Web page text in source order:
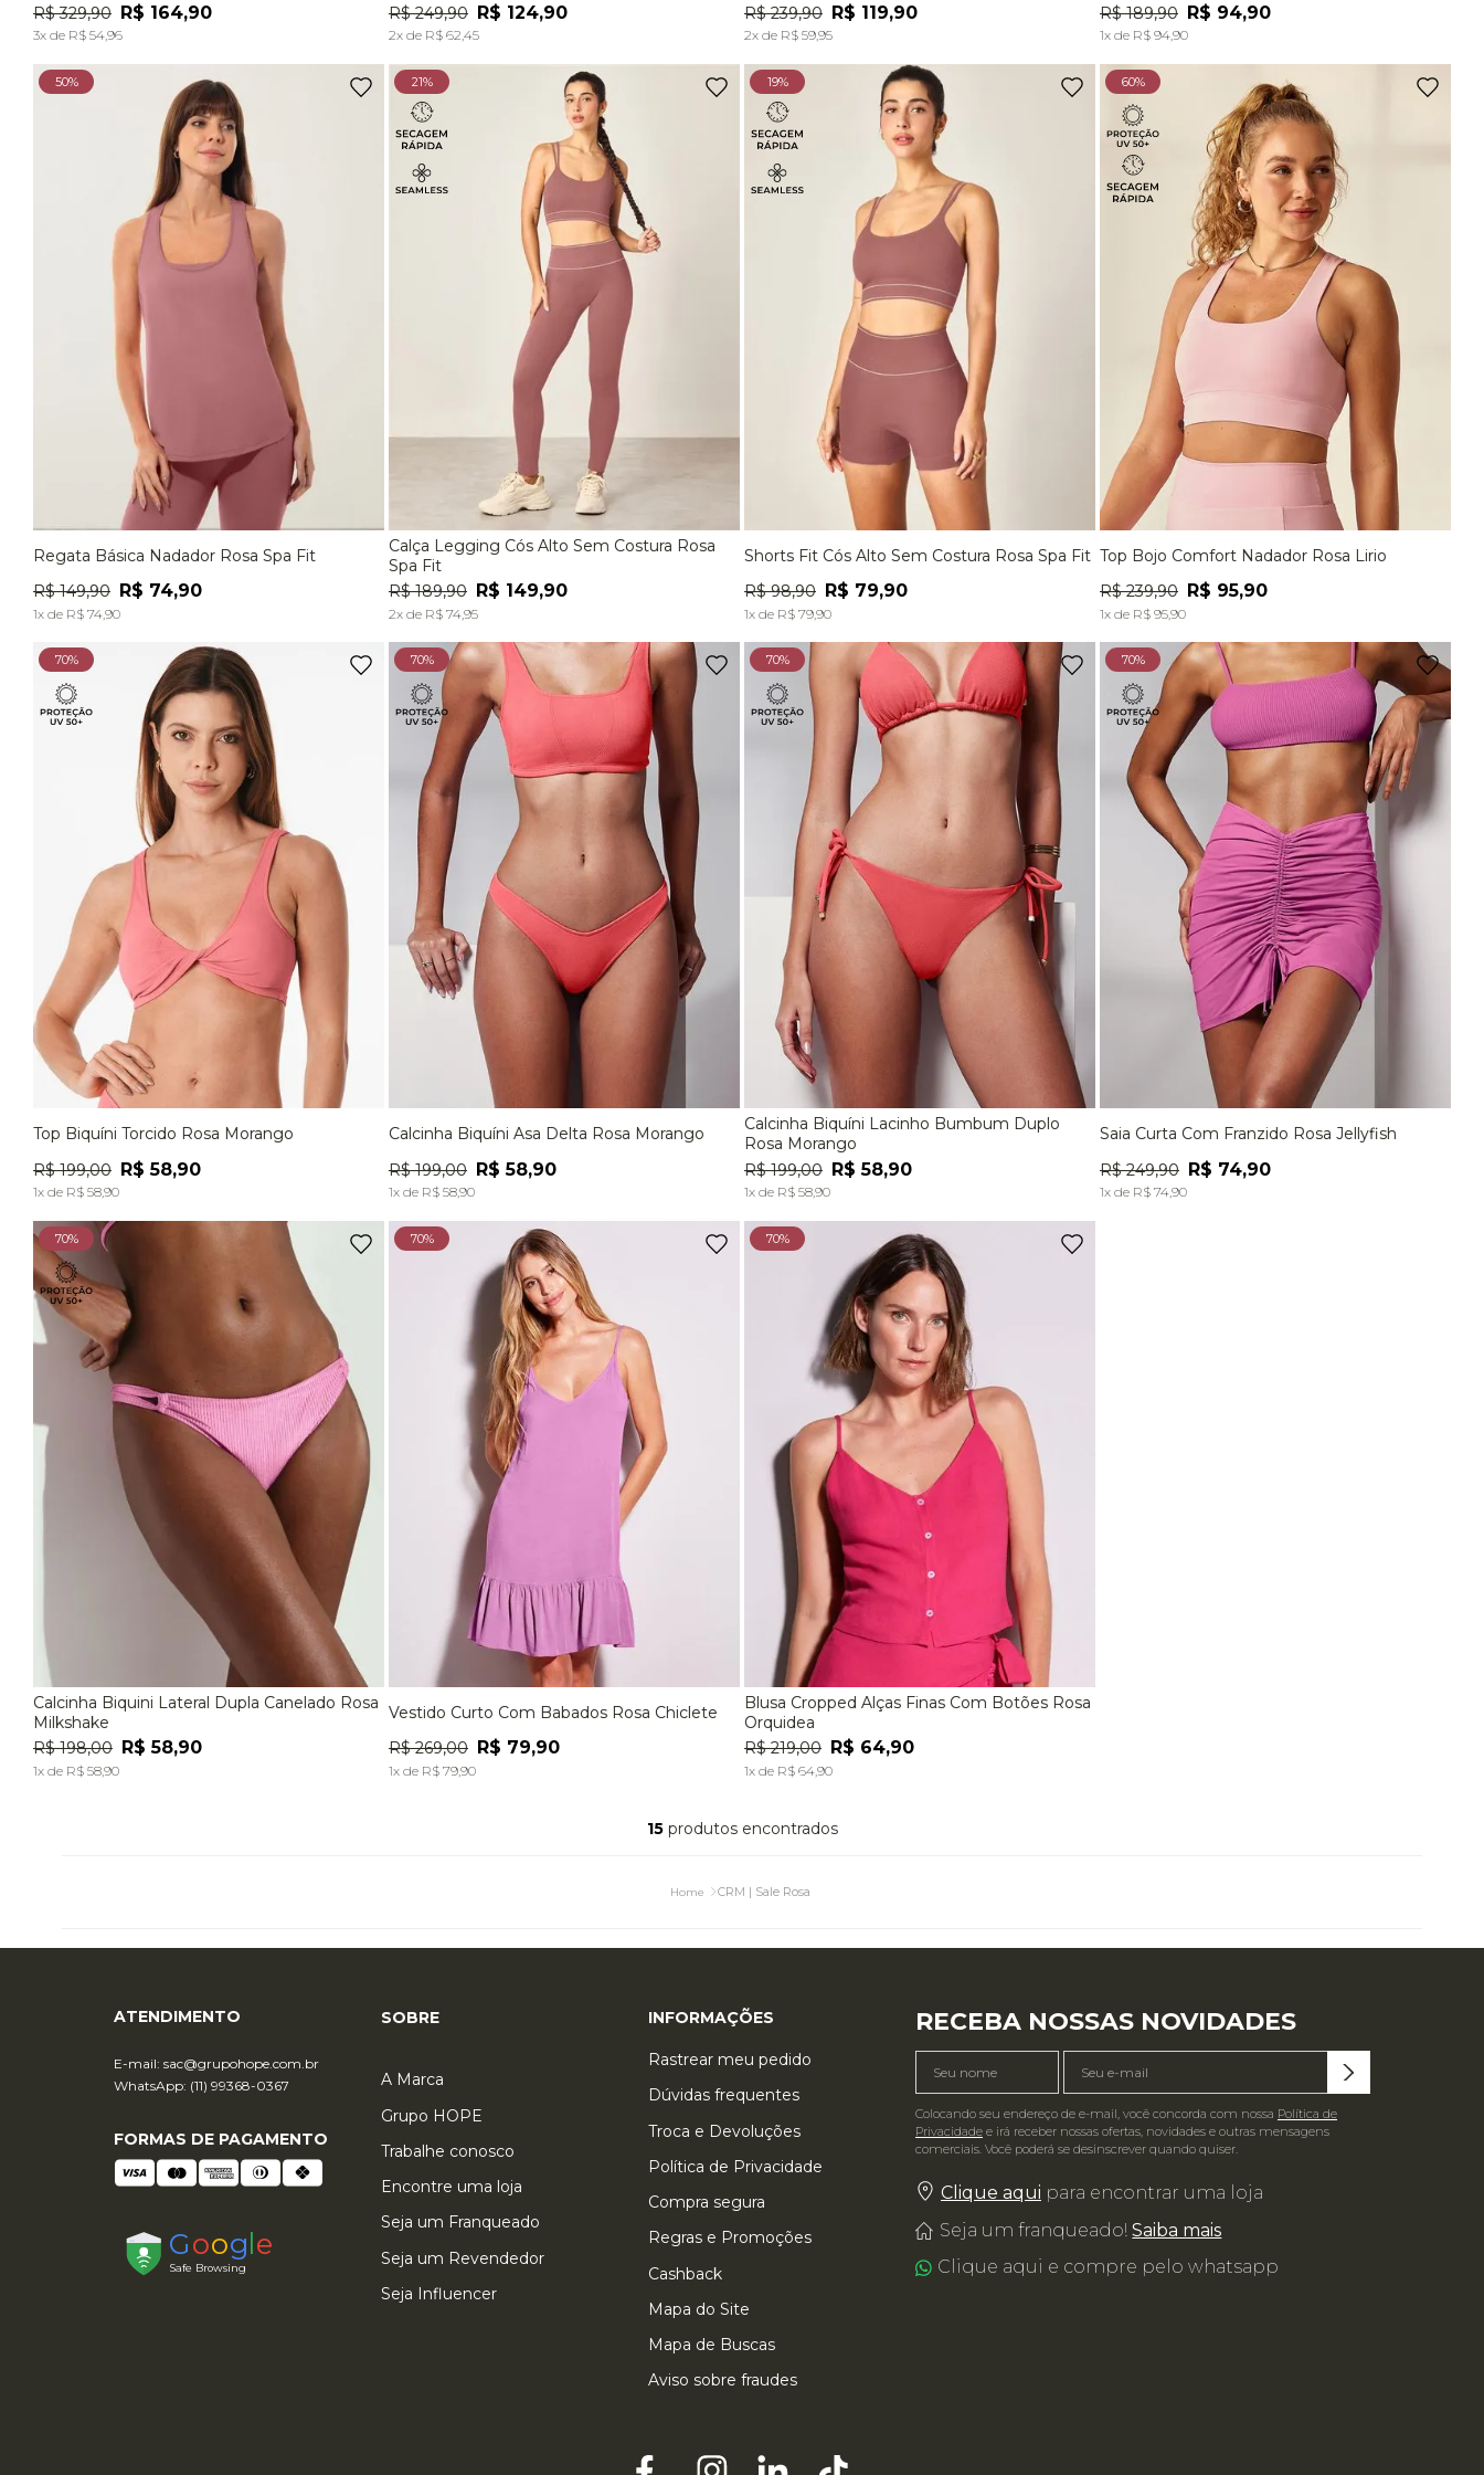
ADICIONAR À SACOLA
R$ 329,90 R$ 164,90
3x de R$ 54,96
ADICIONAR À SACOLA
R$ 249,90 R$ 124,90
2x de R$ 62,45
ADICIONAR À SACOLA
R$ 239,90 R$ 119,90
2x de R$ 59,95
ADICIONAR À SACOLA
R$ 189,90 R$ 94,90
1x de R$ 94,90
50%
P M G
ADICIONAR À SACOLA
Regata Básica Nadador Rosa Spa Fit
R$ 149,90 R$ 74,90
1x de R$ 74,90
21%
P
ADICIONAR À SACOLA
Calça Legging Cós Alto Sem Costura Rosa
Spa Fit
R$ 189,90 R$ 149,90
2x de R$ 74,95
19%
M
P G
ADICIONAR À SACOLA
Shorts Fit Cós Alto Sem Costura Rosa Spa Fit
R$ 98,90 R$ 79,90
1x de R$ 79,90
60%
G
M
P
ADICIONAR À SACOLA
Top Bojo Comfort Nadador Rosa Lirio
R$ 239,90 R$ 95,90
1x de R$ 95,90
70%
G
M
P
ADICIONAR À SACOLA
Top Biquíni Torcido Rosa Morango
R$ 199,00 R$ 58,90
1x de R$ 58,90
70%
G
P EG
M
ADICIONAR À SACOLA
Calcinha Biquíni Asa Delta Rosa Morango
R$ 199,00 R$ 58,90
1x de R$ 58,90
70%
P
ADICIONAR À SACOLA
Calcinha Biquíni Lacinho Bumbum Duplo
Rosa Morango
R$ 199,00 R$ 58,90
1x de R$ 58,90
70%
G
M
P
ADICIONAR À SACOLA
Saia Curta Com Franzido Rosa Jellyfish
R$ 249,90 R$ 74,90
1x de R$ 74,90
70%
P
ADICIONAR À SACOLA
Calcinha Biquini Lateral Dupla Canelado Rosa
Milkshake
R$ 198,00 R$ 58,90
1x de R$ 58,90
70%
P M G
ADICIONAR À SACOLA
Vestido Curto Com Babados Rosa Chiclete
R$ 269,00 R$ 79,90
1x de R$ 79,90
70%
P
ADICIONAR À SACOLA
Blusa Cropped Alças Finas Com Botões Rosa
Orquidea
R$ 219,00 R$ 64,90
1x de R$ 64,90
15 produtos
CRM | Sale Rosa
ATENDIMENTO
E-mail: sac@grupohope.com.br
WhatsApp: (11) 99368-0367
FORMAS DE PAGAMENTO
SOBRE
A Marca
Grupo HOPE
Trabalhe conosco
Encontre uma loja
Seja um Franqueado
Seja um Revendedor
Seja Influencer
INFORMAÇÕES
Rastrear meu pedido
Dúvidas frequentes
Troca e Devoluções
Política de Privacidade
Compra segura
Regras e Promoções
Cashback
Mapa do Site
Mapa de Buscas
Aviso sobre fraudes
RECEBA NOSSAS NOVIDADES
Colocando seu endereço de e-mail, você concorda com nossa Política de
Privacidade e irá receber nossas ofertas, novidades e outras mensagens
comerciais. Você poderá se desinscrever quando quiser.
Clique aqui para encontrar uma loja
Seja um franqueado!Saiba mais
Clique aqui e compre pelo whatsapp
R$ 129,90
Ou2 xdeR$ 64,95 sem juros
Top Comfort Decote Reto Sem Costura Preto
R$ 129,90
Ou2 xdeR$ 64,95 sem juros
Top Alças Finas E Duplas Sem Costura Marrom Carvalho
Top Bojo Comfort Marrom Wood
198, 90
R$ 58,90